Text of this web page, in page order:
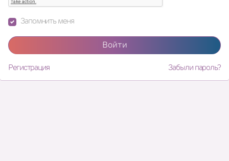
Запомнить меня
Войти
Регистрация Забыли пароль?